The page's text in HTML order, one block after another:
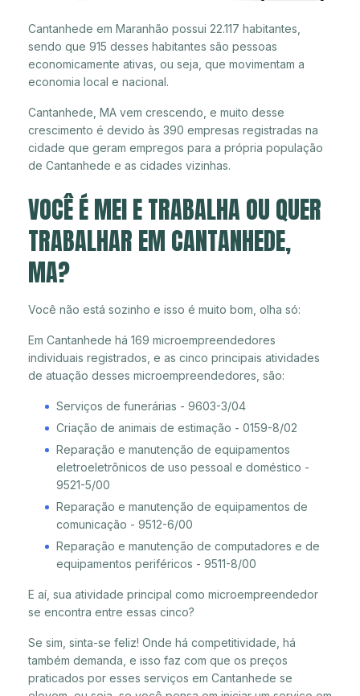
Cantanhede em Maranhão possui 22.117 habitantes,
sendo que 915 desses habitantes são pessoas
economicamente ativas, ou seja, que movimentam a
economia local e nacional.
Cantanhede, MA vem crescendo, e muito desse
crescimento é devido às 390 empresas registradas na
cidade que geram empregos para a própria população
de Cantanhede e as cidades vizinhas.
VOCÊ É MEI E TRABALHA OU QUER
TRABALHAR EM CANTANHEDE,
MA?
Você não está sozinho e isso é muito bom, olha só:
Em Cantanhede há 169 microempreendedores
individuais registrados, e as cinco principais atividades
de atuação desses microempreendedores, são:
Serviços de funerárias - 9603-3/04
Criação de animais de estimação - 0159-8/02
Reparação e manutenção de equipamentos
eletroeletrônicos de uso pessoal e doméstico -
9521-5/00
Reparação e manutenção de equipamentos de
comunicação - 9512-6/00
Reparação e manutenção de computadores e de
equipamentos periféricos - 9511-8/00
E aí, sua atividade principal como microempreendedor
se encontra entre essas cinco?
Se sim, sinta-se feliz! Onde há competitividade, há
também demanda, e isso faz com que os preços
praticados por esses serviços em Cantanhede se